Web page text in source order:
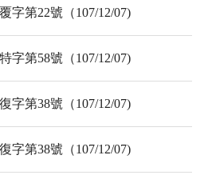
字第22號（107/12/07)
字第58號（107/12/07)
字第38號（107/12/07)
字第38號（107/12/07)